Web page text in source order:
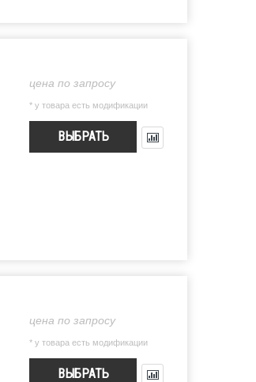
цена по запросу
* у товара есть модификации
ВЫБРАТЬ
цена по запросу
* у товара есть модификации
ВЫБРАТЬ